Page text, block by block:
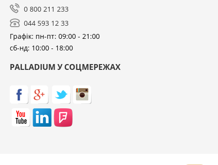
0 800 211 233
044 593 12 33
Графік: пн-пт: 09:00 - 21:00
сб-нд: 10:00 - 18:00
PALLADIUM У СОЦМЕРЕЖАХ